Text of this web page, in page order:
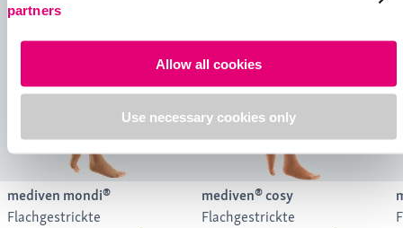
partners
Allow all cookies
Use necessary cookies only
mediven mondi®
Flachgestrickte
mediven® cosy
Flachgestrickte